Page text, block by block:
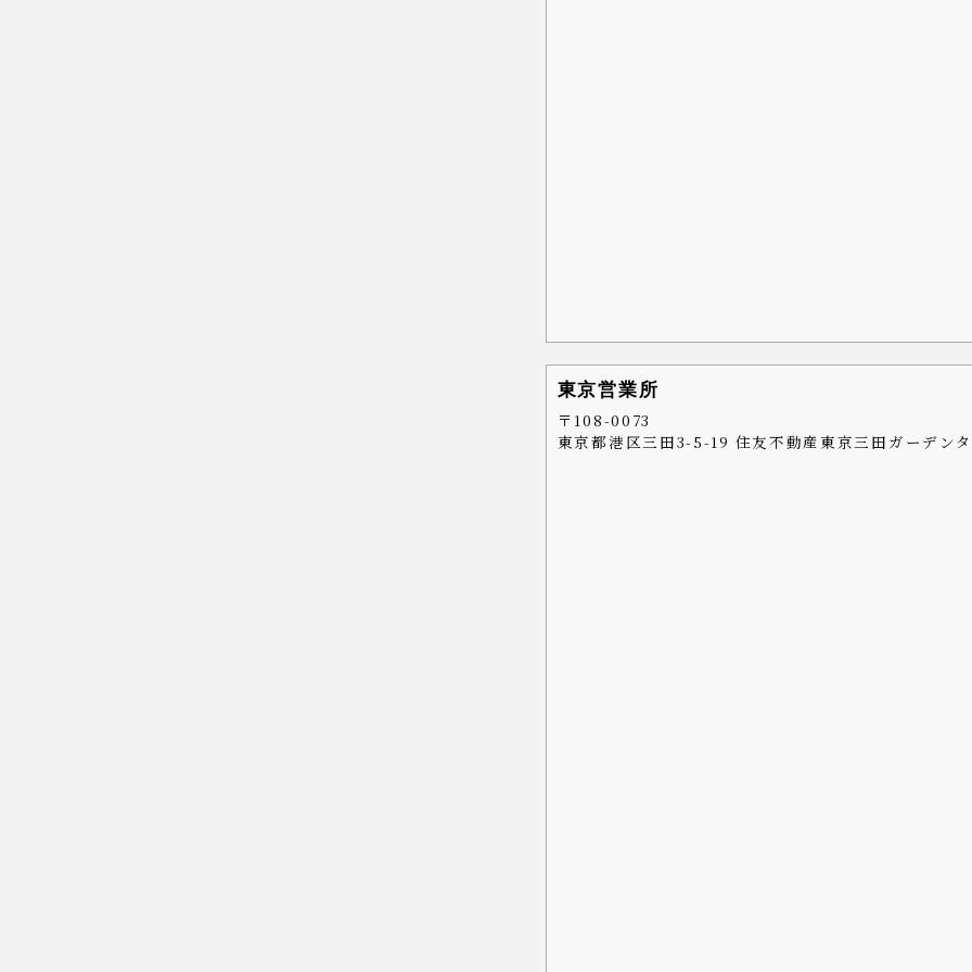
東京営業所
〒108-0073
東京都港区三田3-5-19 住友不動産東京三田ガーデン